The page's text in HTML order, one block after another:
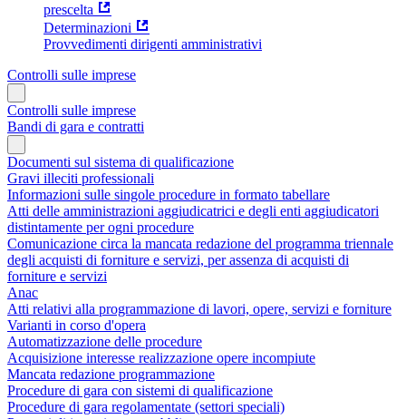
prescelta
Determinazioni
Provvedimenti dirigenti amministrativi
Controlli sulle imprese
Controlli sulle imprese
Bandi di gara e contratti
Documenti sul sistema di qualificazione
Gravi illeciti professionali
Informazioni sulle singole procedure in formato tabellare
Atti delle amministrazioni aggiudicatrici e degli enti aggiudicatori
distintamente per ogni procedure
Comunicazione circa la mancata redazione del programma triennale
degli acquisti di forniture e servizi, per assenza di acquisti di
forniture e servizi
Anac
Atti relativi alla programmazione di lavori, opere, servizi e forniture
Varianti in corso d'opera
Automatizzazione delle procedure
Acquisizione interesse realizzazione opere incompiute
Mancata redazione programmazione
Procedure di gara con sistemi di qualificazione
Procedure di gara regolamentate (settori speciali)